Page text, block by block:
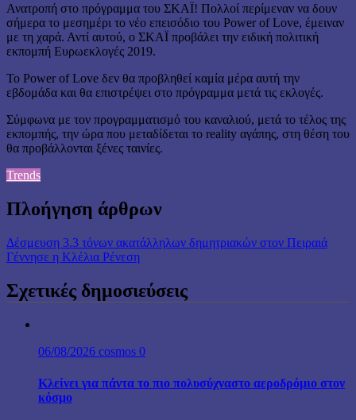
Ανατροπή στο πρόγραμμα του ΣΚΑΪ! Πολλοί περίμεναν να δουν
σήμερα το μεσημέρι το νέο επεισόδιο του Power of Love, έμειναν
με τη χαρά. Αντί αυτού, ο ΣΚΑΪ προβάλει την ειδική πολιτική
εκπομπή Ευρωεκλογές 2019.
Το Power of Love δεν θα προβληθεί καμία μέρα αυτή την
εβδομάδα και θα επιστρέψει στο πρόγραμμα μετά τις εκλογές.
Σύμφωνα με τον προγραμματισμό του καναλιού, μετά το τέλος της
εκπομπής, την ώρα που μεταδίδεται το reality αγάπης, στη θέση του
θα προβάλλονται ξένες ταινίες.
Trends
Πλοήγηση άρθρων
Δέσμευση 3.3 τόνων ακατάλληλων δημητριακών στον Πειραιά
Γέννησε η Κλέλια Ρένεση
Σχετικές δημοσιεύσεις
06/08/2026 cosmos 0
Κλείνει για πάντα το πιο πολυσύχναστο αεροδρόμιο στον
κόσμο